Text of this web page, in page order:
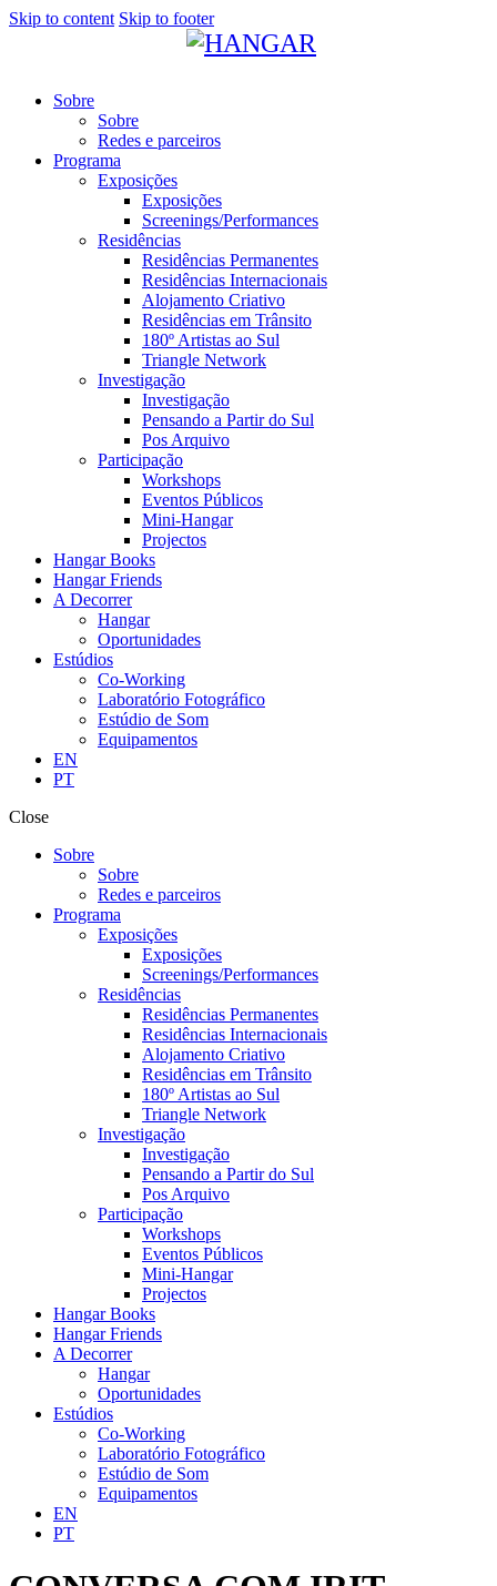
Skip to content Skip to footer
Sobre
Sobre
Redes e parceiros
Programa
Exposições
Exposições
Screenings/Performances
Residências
Residências Permanentes
Residências Internacionais
Alojamento Criativo
Residências em Trânsito
180º Artistas ao Sul
Triangle Network
Investigação
Investigação
Pensando a Partir do Sul
Pos Arquivo
Participação
Workshops
Eventos Públicos
Mini-Hangar
Projectos
Hangar Books
Hangar Friends
A Decorrer
Hangar
Oportunidades
Estúdios
Co-Working
Laboratório Fotográfico
Estúdio de Som
Equipamentos
EN
PT
Close
Sobre
Sobre
Redes e parceiros
Programa
Exposições
Exposições
Screenings/Performances
Residências
Residências Permanentes
Residências Internacionais
Alojamento Criativo
Residências em Trânsito
180º Artistas ao Sul
Triangle Network
Investigação
Investigação
Pensando a Partir do Sul
Pos Arquivo
Participação
Workshops
Eventos Públicos
Mini-Hangar
Projectos
Hangar Books
Hangar Friends
A Decorrer
Hangar
Oportunidades
Estúdios
Co-Working
Laboratório Fotográfico
Estúdio de Som
Equipamentos
EN
PT